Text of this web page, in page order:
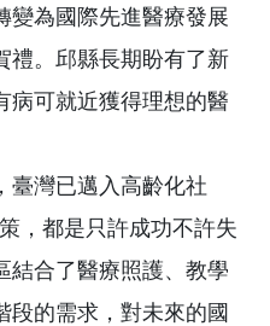
變為國際先進醫療發展
禮。邱縣長期盼有了新
病可就近獲得理想的醫
臺灣已邁入高齡化社
，都是只許成功不許失
結合了醫療照護、教學
段的需求，對未來的國